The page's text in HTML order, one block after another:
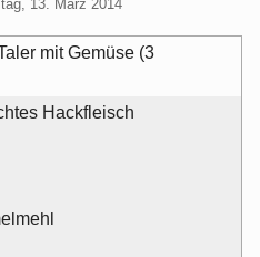
13. März 2014
mit Gemüse (3
Hackfleisch